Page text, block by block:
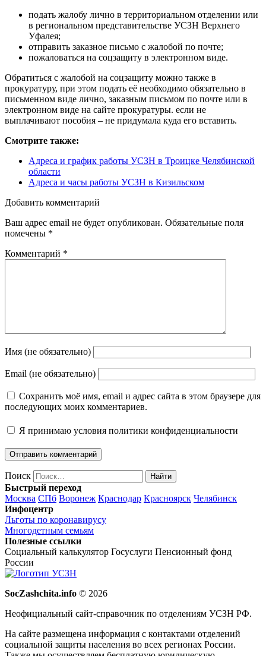
подать жалобу лично в территориальном отделении или
в региональном представительстве УСЗН Верхнего
Уфалея;
отправить заказное письмо с жалобой по почте;
пожаловаться на соцзащиту в электронном виде.
Обратиться с жалобой на соцзащиту можно также в
прокуратуру, при этом подать её необходимо обязательно в
письменном виде лично, заказным письмом по почте или в
электронном виде на сайте прокуратуры. если не
выплачивают пособия – не придумала куда его вставить.
Смотрите также:
Адреса и график работы УСЗН в Троицке Челябинской
области
Адреса и часы работы УСЗН в Кизильском
Добавить комментарий
Ваш адрес email не будет опубликован. Обязательные поля
помечены *
Комментарий *
Имя (не обязательно)
Email (не обязательно)
Сохранить моё имя, email и адрес сайта в этом браузере для
последующих моих комментариев.
Я принимаю условия политики конфиденциальности
Поиск Найти
Быстрый переход
Москва СПб Воронеж Краснодар Красноярск Челябинск
Инфоцентр
Льготы по коронавирусу
Многодетным семьям
Полезные ссылки
Социальный калькулятор Госуслуги Пенсионный фонд
России
SocZashchita.info © 2026
Неофициальный сайт-справочник по отделениям УСЗН РФ.
На сайте размещена информация с контактами отделений
социальной защиты населения во всех регионах России.